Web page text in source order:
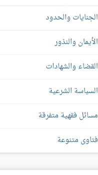
الجنايات والحدود
الأيمان والنذور
القضاء والشهادات
السياسة الشرعية
مسائل فقهية متفرقة
فتاوى متنوعة